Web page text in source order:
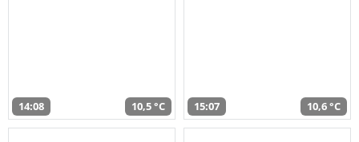
14:08 10,5 °C 15:07 10,6 °C